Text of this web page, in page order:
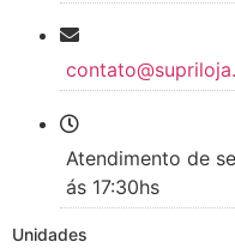
Atendimento de
ás 17:30hs
Unidades